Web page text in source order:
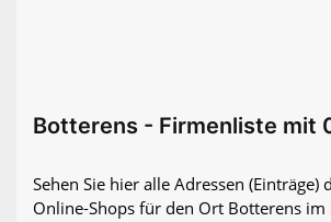
Botterens - Firmenliste mit
Sehen Sie hier alle Adressen (Einträge)
Online-Shops für den Ort Botterens